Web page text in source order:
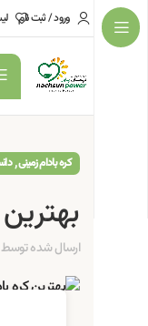
ورود / ثبت نام
کره بادام زمینی,
ارسال شده توسط